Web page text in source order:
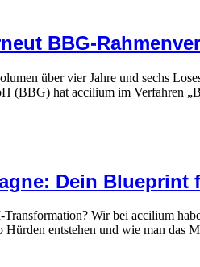
BBG-
über vier Jahre und sechs
(BBG) hat accilium im Verfahren
Dein Blueprint
Wir bei accilium
Hürden entstehen und wie man das